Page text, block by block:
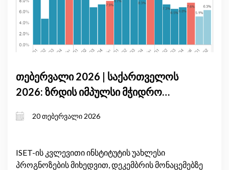
თებერვალი 2026 | საქართველოს
2026: ზრდის იმპულსი მჭიდრო
საგარეო არასტაბილურობის ფონზე
20 თებერვალი 2026
ISET-ის კვლევითი ინსტიტუტის უახლესი
პროგნოზების მიხედვით, დეკემბრის მონაცემებზე